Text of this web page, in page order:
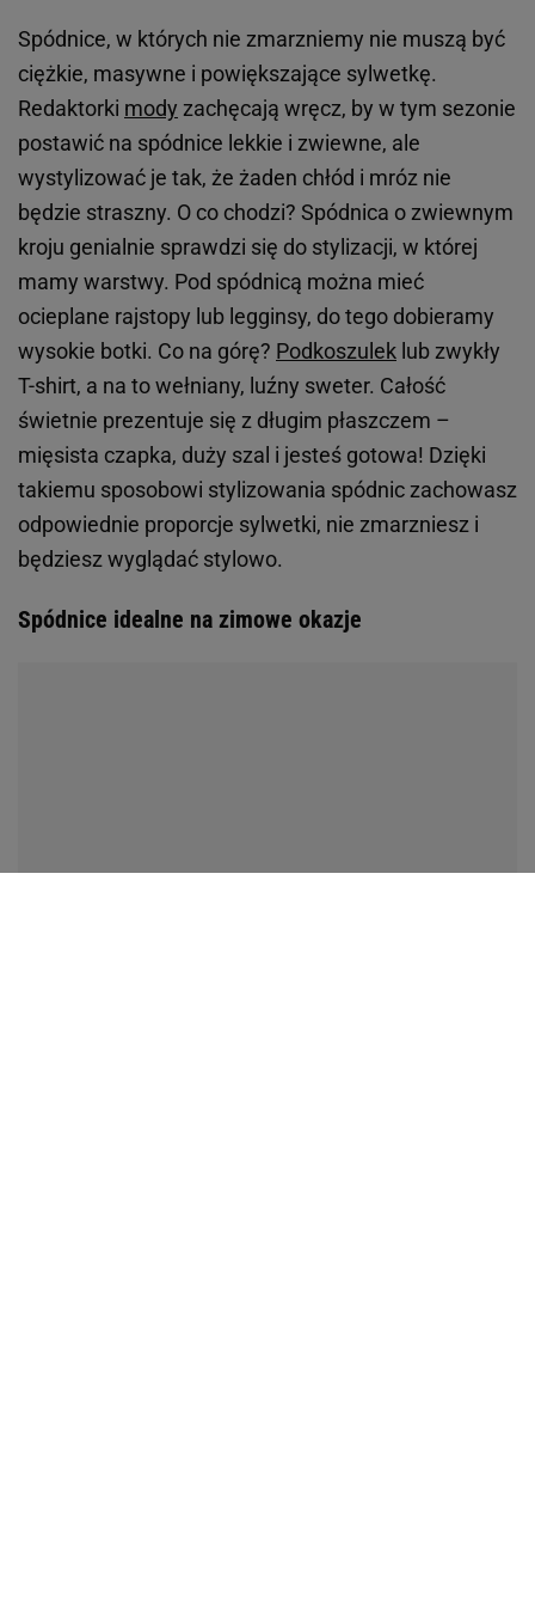
Spódnice, w których nie zmarzniemy nie muszą być
ciężkie, masywne i powiększające sylwetkę.
Redaktorki mody zachęcają wręcz, by w tym sezonie
postawić na spódnice lekkie i zwiewne, ale
wystylizować je tak, że żaden chłód i mróz nie
będzie straszny. O co chodzi? Spódnica o zwiewnym
kroju genialnie sprawdzi się do stylizacji, w której
mamy warstwy. Pod spódnicą można mieć
ocieplane rajstopy lub legginsy, do tego dobieramy
wysokie botki. Co na górę? Podkoszulek lub zwykły
T-shirt, a na to wełniany, luźny sweter. Całość
świetnie prezentuje się z długim płaszczem –
mięsista czapka, duży szal i jesteś gotowa! Dzięki
takiemu sposobowi stylizowania spódnic zachowasz
odpowiednie proporcje sylwetki, nie zmarzniesz i
będziesz wyglądać stylowo.
Spódnice idealne na zimowe okazje